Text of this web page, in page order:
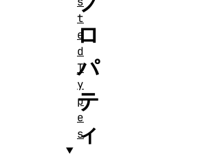
ロ
パ
テ
ィ
t
e
d
T
y
p
e
s